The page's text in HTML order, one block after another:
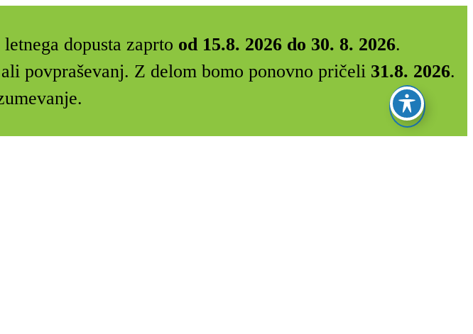
dopusta zaprto od 15.8. 2026 do 30. 8. 2026.
povpraševanj. Z delom bomo ponovno pričeli 31.8. 2026.